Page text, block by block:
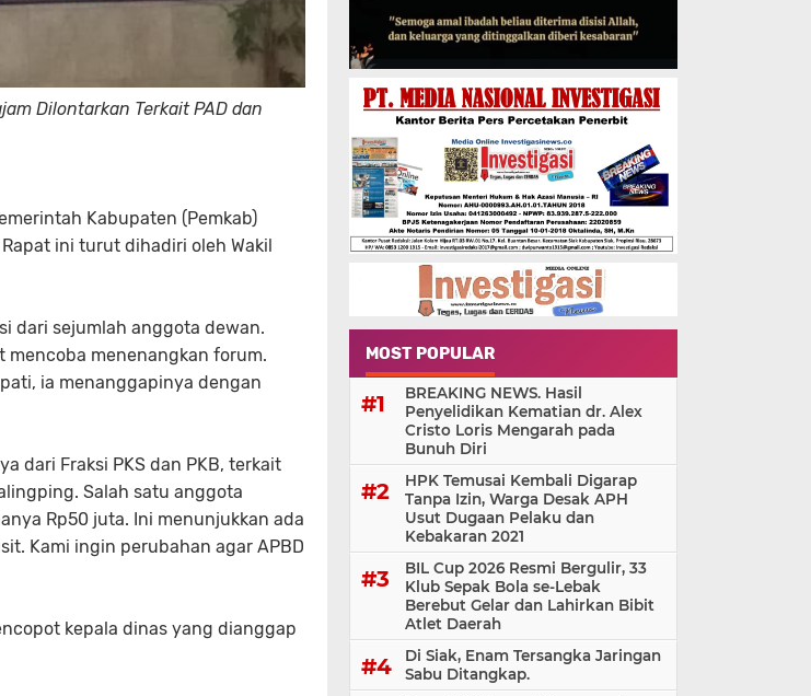
Dilontarkan Terkait PAD dan
Kabupaten (Pemkab)
ini turut dihadiri oleh Wakil
dari sejumlah anggota dewan.
mencoba menenangkan forum.
ia menanggapinya dengan
dari Fraksi PKS dan PKB, terkait
Salah satu anggota
Rp50 juta. Ini menunjukkan ada
Kami ingin perubahan agar APBD
kepala dinas yang dianggap
MOST POPULAR
BREAKING NEWS. Hasil
Penyelidikan Kematian dr. Alex
Cristo Loris Mengarah pada
Bunuh Diri
HPK Temusai Kembali Digarap
Tanpa Izin, Warga Desak APH
Usut Dugaan Pelaku dan
Kebakaran 2021
BIL Cup 2026 Resmi Bergulir, 33
Klub Sepak Bola se-Lebak
Berebut Gelar dan Lahirkan Bibit
Atlet Daerah
Di Siak, Enam Tersangka Jaringan
Sabu Ditangkap.